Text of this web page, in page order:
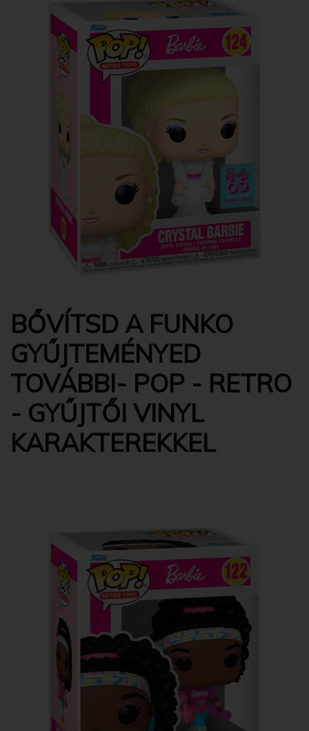
BŐVÍTSD A FUNKO
GYŰJTEMÉNYED
TOVÁBBI- POP - RETRO
- GYŰJTŐI VINYL
KARAKTEREKKEL